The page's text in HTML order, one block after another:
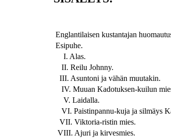
Englantilaisen kustantajan
Esipuhe.
I. Alas.
II. Reilu Johnny.
III. Asuntoni ja vähän muutakin.
IV. Muuan Kadotuksen-kuilun
V. Laidalla.
VI. Paistinpannu-kuja ja silmäys
VII. Viktoria-ristin mies.
VIII. Ajuri ja kirvesmies.